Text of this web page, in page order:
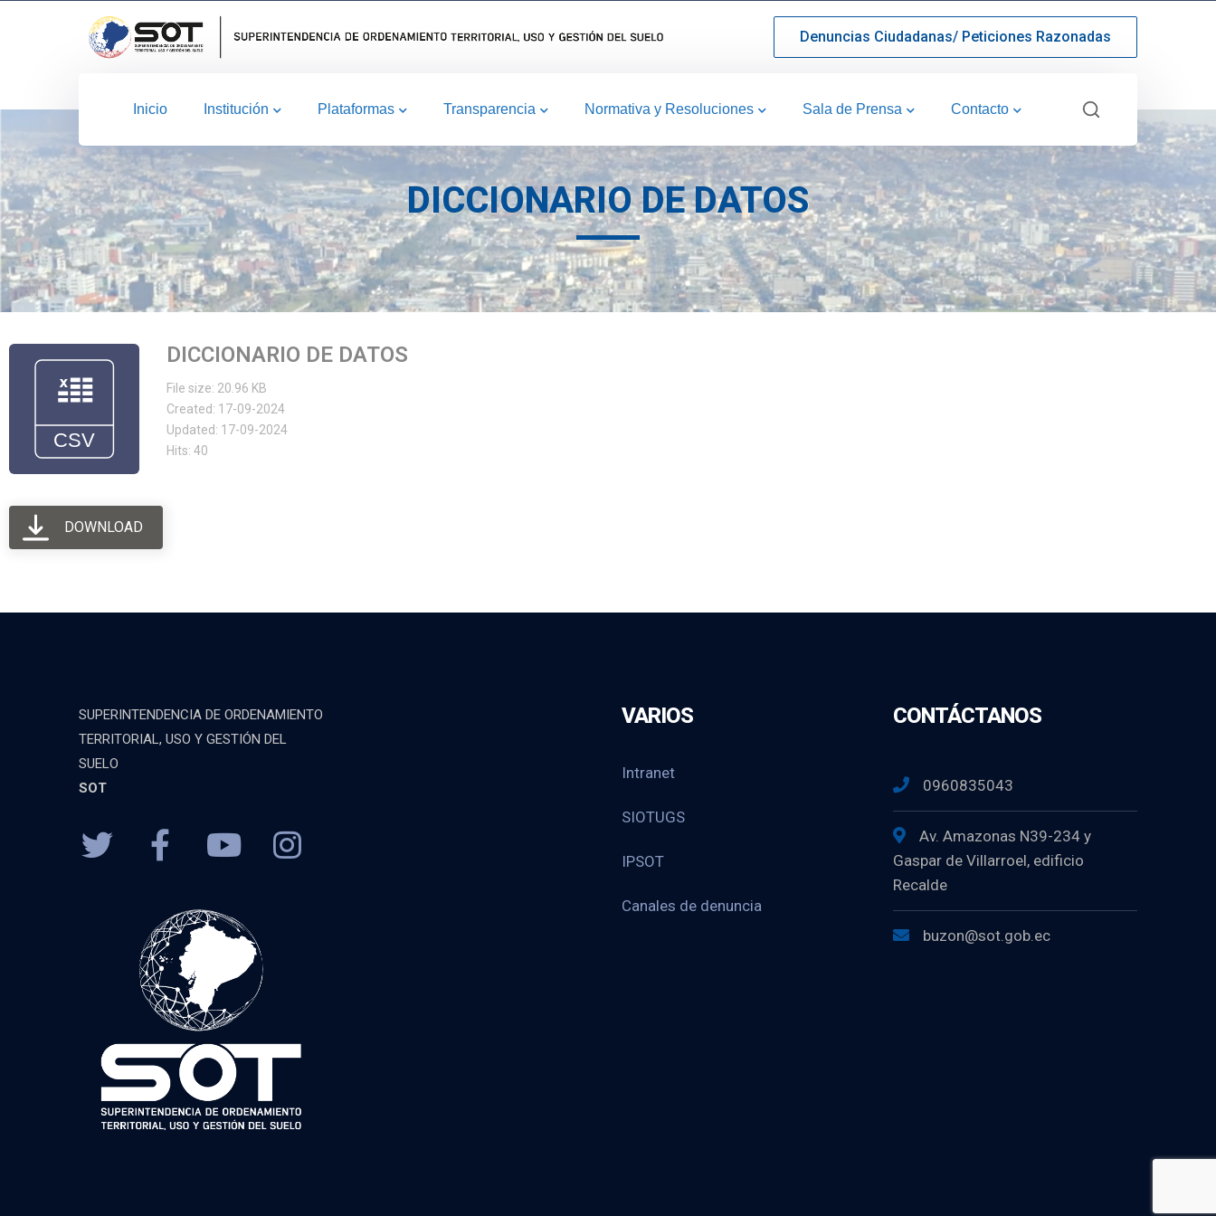
Denuncias Ciudadanas/ Peticiones Razonadas
Inicio Institución Plataformas Transparencia Normativa y Resoluciones Sala de Prensa Contacto
DICCIONARIO DE DATOS
DICCIONARIO DE DATOS
File size: 20.96 KB
Created: 17-09-2024
Updated: 17-09-2024
Hits: 40
DOWNLOAD
SUPERINTENDENCIA DE ORDENAMIENTO
TERRITORIAL, USO Y GESTIÓN DEL
SUELO
SOT
VARIOS
Intranet
SIOTUGS
IPSOT
Canales de denuncia
CONTÁCTANOS
0960835043
Av. Amazonas N39-234 y
Gaspar de Villarroel, edificio
Recalde
buzon@sot.gob.ec